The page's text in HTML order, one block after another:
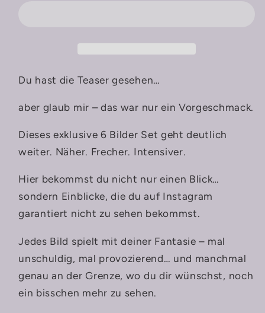
Du hast die Teaser gesehen…
aber glaub mir – das war nur ein Vorgeschmack.
Dieses exklusive 6 Bilder Set geht deutlich
weiter. Näher. Frecher. Intensiver.
Hier bekommst du nicht nur einen Blick…
sondern Einblicke, die du auf Instagram
garantiert nicht zu sehen bekommst.
Jedes Bild spielt mit deiner Fantasie – mal
unschuldig, mal provozierend… und manchmal
genau an der Grenze, wo du dir wünschst, noch
ein bisschen mehr zu sehen.